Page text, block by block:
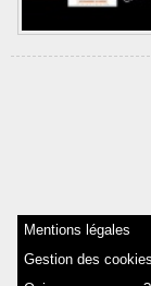
Mentions légales
Gestion des cookies